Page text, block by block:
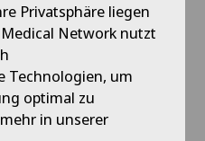
Privatsphäre liegen
Network nutzt
Technologien, um
optimal zu
in unserer